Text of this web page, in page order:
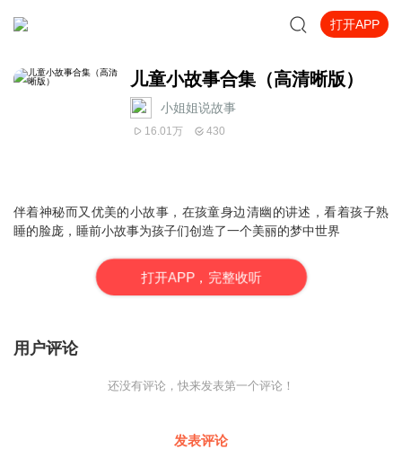
打开APP
儿童小故事合集（高清晰版）
小姐姐说故事
16.01万 430
伴着神秘而又优美的小故事，在孩童身边清幽的讲述，看着孩子熟
睡的脸庞，睡前小故事为孩子们创造了一个美丽的梦中世界
打开APP，完整收听
用户评论
还没有评论，快来发表第一个评论！
发表评论